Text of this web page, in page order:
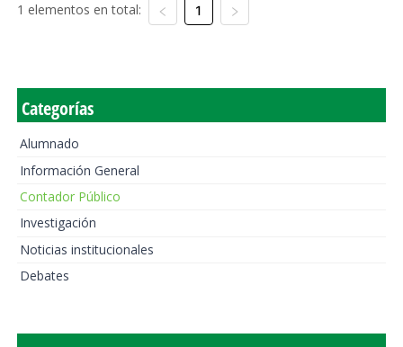
1 elementos en total: 1
Categorías
Alumnado
Información General
Contador Público
Investigación
Noticias institucionales
Debates